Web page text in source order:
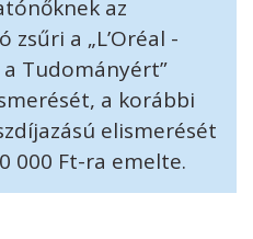
az
a „L’Oréal -
a Tudományért”
a korábbi
elismerését
000 Ft-ra emelte.